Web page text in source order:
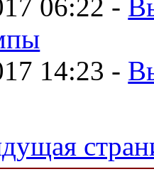
06:22 -
14:23 -